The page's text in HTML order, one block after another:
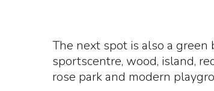
The next spot is also a
sportscentre, wood, island,
rose park and modern